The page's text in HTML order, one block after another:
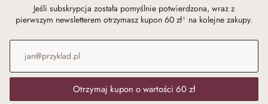
Jeśli subskrypcja została pomyślnie potwierdzona, wraz z
pierwszym newsletterem otrzymasz kupon 60 zł¹ na kolejne zakupy.
Adres e-mail*
Otrzymaj kupon o wartości 60 zł